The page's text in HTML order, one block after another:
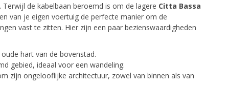
Topbesparingen
Terwijl de kabelbaan beroemd is om de lagere Citta Bassa
van je eigen voertuig de perfecte manier om de
vast te zitten. Hier zijn een paar bezienswaardigheden
oude hart van de bovenstad.
gebied, ideaal voor een wandeling.
zijn ongelooflijke architectuur, zowel van binnen als van